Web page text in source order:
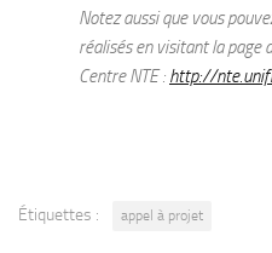
Notez aussi que vous
réalisés en visitant la page
Centre NTE : http://
Étiquettes : appel à projet